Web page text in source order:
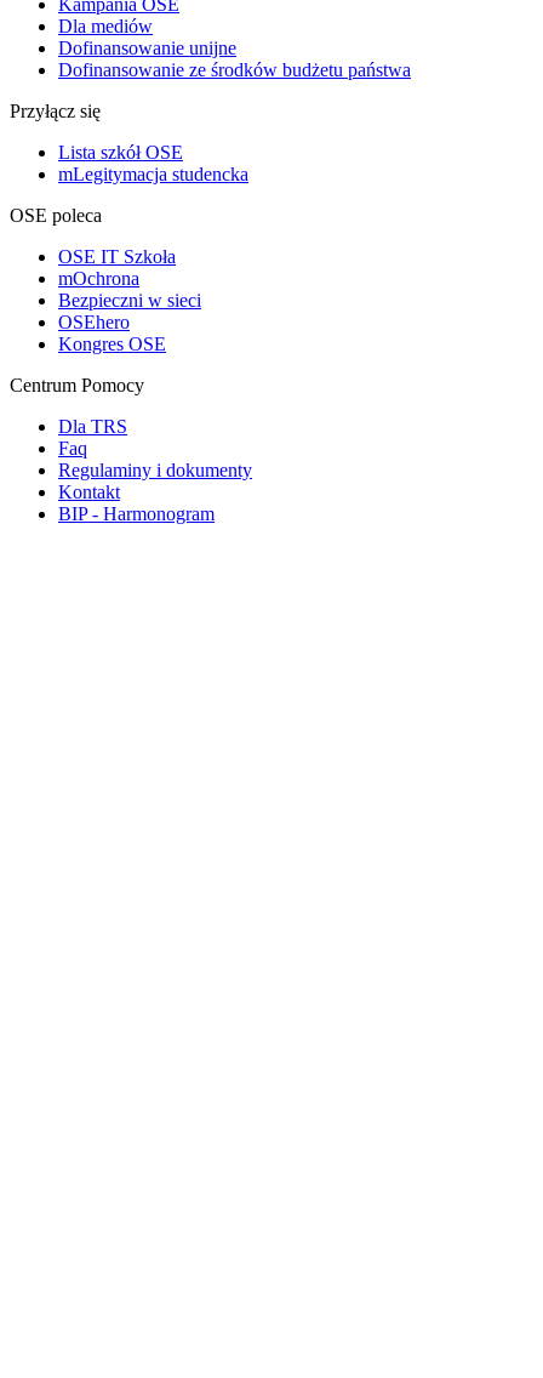
Dla mediów
Dofinansowanie unijne
Dofinansowanie ze środków budżetu państwa
Przyłącz się
Lista szkół OSE
mLegitymacja studencka
OSE poleca
OSE IT Szkoła
mOchrona
Bezpieczni w sieci
OSEhero
Kongres OSE
Centrum Pomocy
Dla TRS
Faq
Regulaminy i dokumenty
Kontakt
BIP - Harmonogram